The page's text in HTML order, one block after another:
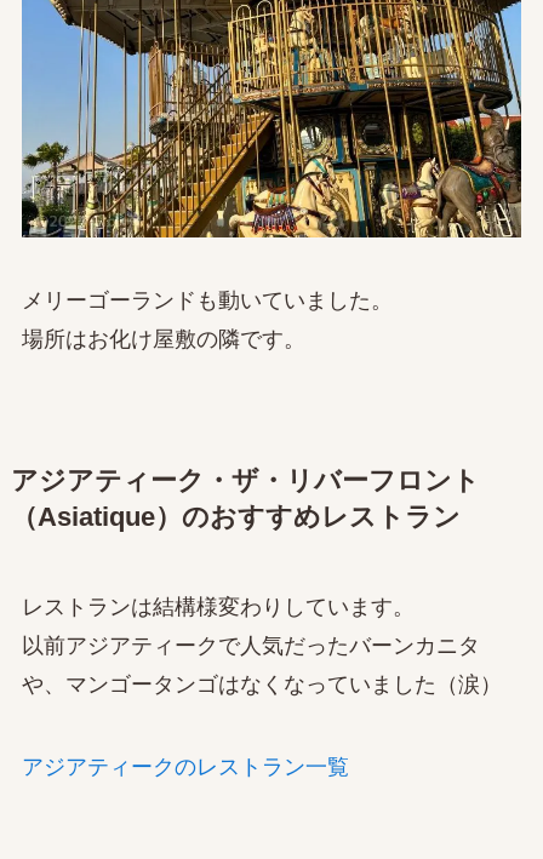
メリーゴーランドも動いていました。
場所はお化け屋敷の隣です。
アジアティーク・ザ・リバーフロント
（Asiatique）のおすすめレストラン
レストランは結構様変わりしています。
以前アジアティークで人気だったバーンカニタ
や、マンゴータンゴはなくなっていました（涙）
アジアティークのレストラン一覧